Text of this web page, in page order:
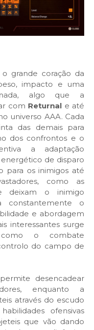
grande coração da
impacto e uma
algo que a
com Returnal e até
universo AAA. Cada
das demais para
dos confrontos e o
a adaptação
de disparo
para os inimigos até
como as
deixam o inimigo
constantemente o
e abordagem
interessantes surge
o combate
do campo de
desencadear
enquanto a
através do escudo
ofensivas
que vão dando